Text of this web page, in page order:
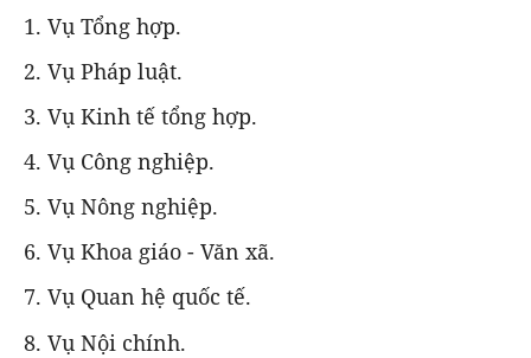
1. Vụ Tổng hợp.
2. Vụ Pháp luật.
3. Vụ Kinh tế tổng hợp.
4. Vụ Công nghiệp.
5. Vụ Nông nghiệp.
6. Vụ Khoa giáo - Văn xã.
7. Vụ Quan hệ quốc tế.
8. Vụ Nội chính.